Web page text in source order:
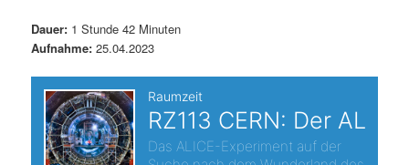
t
p
r
a
t
s
Dauer: 1 Stunde 42 Minuten
Aufnahme: 25.04.2023